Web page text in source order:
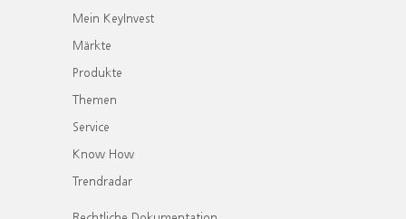
Mein KeyInvest
Märkte
Produkte
Themen
Service
Know How
Trendradar